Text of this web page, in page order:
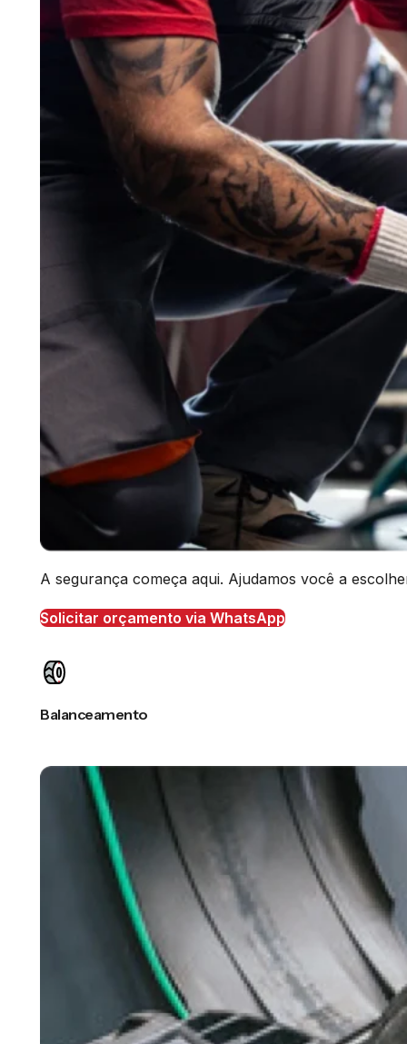
A segurança começa aqui. Ajudamos você a
Solicitar orçamento via WhatsApp
Balanceamento